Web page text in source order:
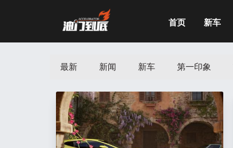
首页 新车
最新 新闻 新车 第一印象